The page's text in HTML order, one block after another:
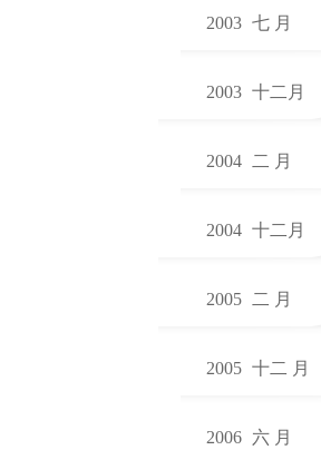
2003 七 月
2003 十二月
2004 二 月
2004 十二月
2005 二 月
2005 十二 月
2006 六 月